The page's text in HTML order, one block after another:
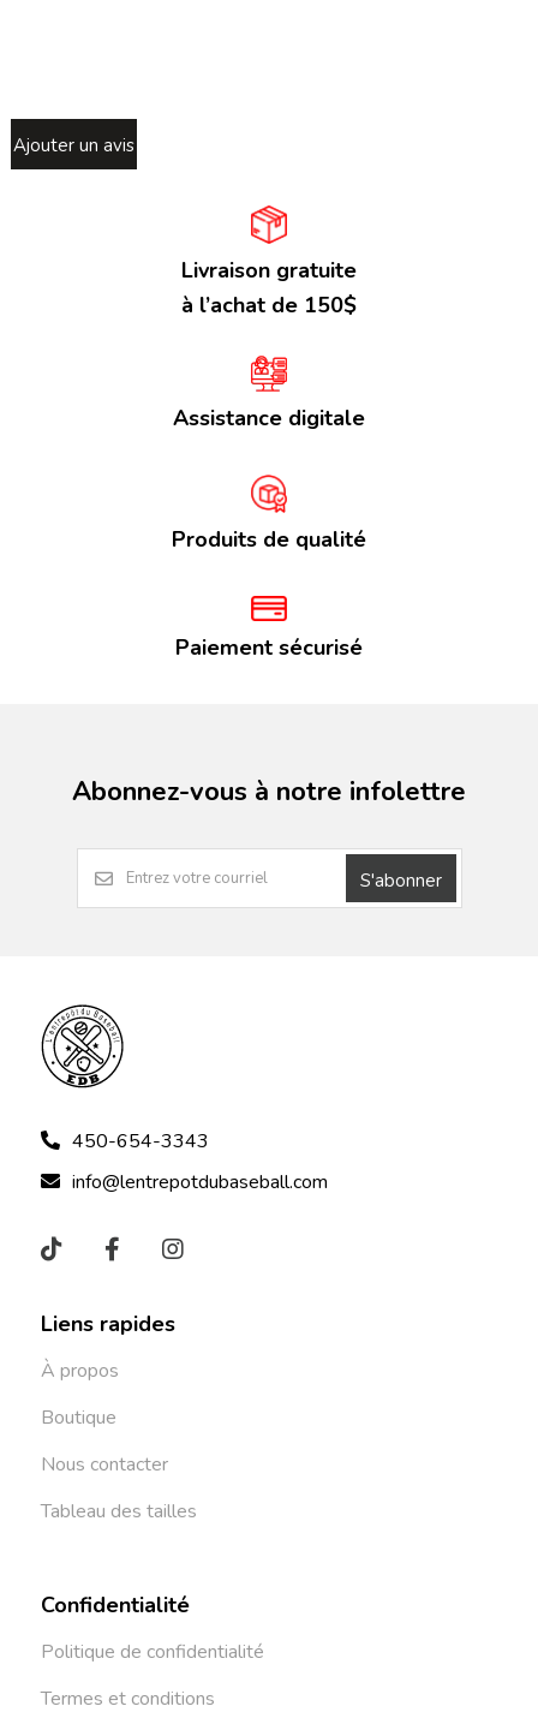
Ajouter un avis
Livraison gratuite
à l’achat de 150$
Assistance digitale
Produits de qualité
Paiement sécurisé
Abonnez-vous à notre infolettre
S'abonner
450-654-3343
info@lentrepotdubaseball.com
Liens rapides
À propos
Boutique
Nous contacter
Tableau des tailles
Confidentialité
Politique de confidentialité
Termes et conditions